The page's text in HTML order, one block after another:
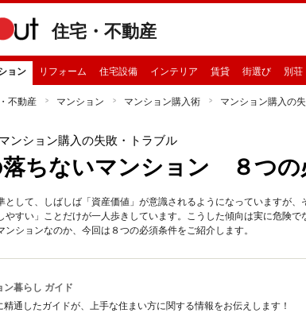
住宅・不動産
ョン リフォーム 住宅設備 インテリア 賃貸 街選び 別荘
不動産 マンション マンション購入術 マンション購入の
ンション購入の失敗・トラブル
落ちないマンション ８つの
として、しばしば「資産価値」が意識されるようになっていますが
やすい」ことだけが一人歩きしています。こうした傾向は実に危険
ンションなのか、今回は８つの必須条件をご紹介します。
ン暮らし ガイド
精通したガイドが、上手な住まい方に関する情報をお伝えします！